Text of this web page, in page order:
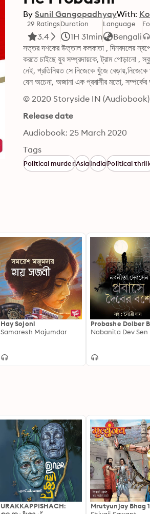
By Sunil GangopadhyayWith:
29 Ratings
3.4
Duration
1H 31min
Language
Bengali
সত্তর দশকের উত্তাল কলকাতা , দিনবদলের
করতে চাইছে যুব সম্প্রদায়কে, ট্রাম পোড়ানো ,
নেই, প্রতিনিয়ত সে নিজেকে খুঁজে
যেন অচেনা, অজানা এক প্রবাসীর মতো, সম্পর্কের
© 2020 Storyside IN (Audiobook):
Release date
Audiobook: 25 March 2020
Tags
Political murderAsiaIndiaPolitical
Hay Sojoni
Samaresh Majumdar
Probashe Doiber
Nabanita Dev Sen
URAKKAPPISHACH:
Mrutyunjay Bhag